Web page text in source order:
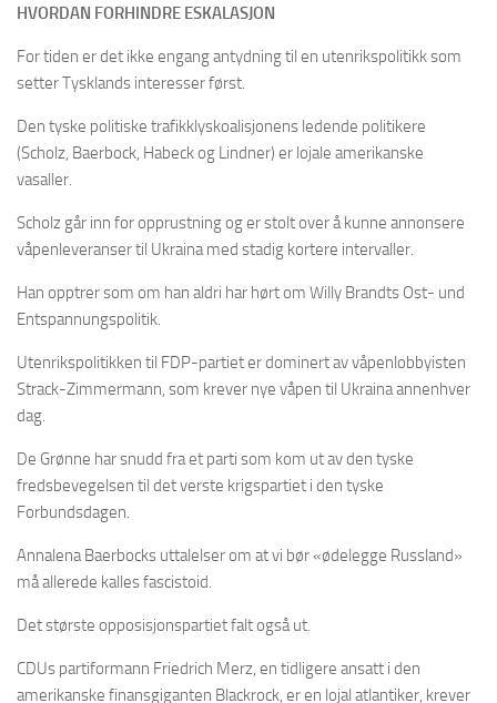
HVORDAN FORHINDRE ESKALASJON
For tiden er det ikke engang antydning til en utenrikspolitikk som
setter Tysklands interesser først.
Den tyske politiske trafikklyskoalisjonens ledende politikere
(Scholz, Baerbock, Habeck og Lindner) er lojale amerikanske
vasaller.
Scholz går inn for opprustning og er stolt over å kunne annonsere
våpenleveranser til Ukraina med stadig kortere intervaller.
Han opptrer som om han aldri har hørt om Willy Brandts Ost- und
Entspannungspolitik.
Utenrikspolitikken til FDP-partiet er dominert av våpenlobbyisten
Strack-Zimmermann, som krever nye våpen til Ukraina annenhver
dag.
De Grønne har snudd fra et parti som kom ut av den tyske
fredsbevegelsen til det verste krigspartiet i den tyske
Forbundsdagen.
Annalena Baerbocks uttalelser om at vi bør «ødelegge Russland»
må allerede kalles fascistoid.
Det største opposisjonspartiet falt også ut.
CDUs partiformann Friedrich Merz, en tidligere ansatt i den
amerikanske finansgiganten Blackrock, er en lojal atlantiker, krever